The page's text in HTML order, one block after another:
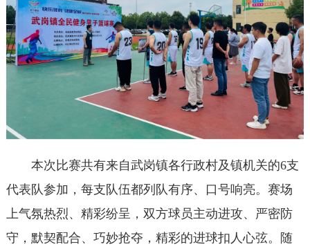
本次比赛共有来自武岗镇各行政村及镇机关的6支
代表队参加，每支队伍都列队有序、口号响亮。赛场
上气氛热烈、精彩纷呈，双方球员主动进攻、严密防
守，默契配合、巧妙抢夺，精彩的进球扣人心弦。随